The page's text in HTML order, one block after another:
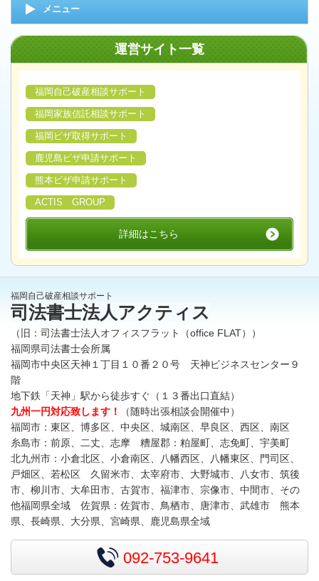
メニュー
運営サイト一覧
福岡自己破産相談サポート
福岡家族信託相談サポート
福岡ビザ取得サポート
鹿児島ビザ申請サポート
熊本ビザ申請サポート
ACTIS GROUP
詳細はこちら
福岡自己破産相談サポート
司法書士法人アクティス
（旧：司法書士法人オフィスフラット（office FLAT））
福岡県司法書士会所属
福岡市中央区天神１丁目１０番２０号 天神ビジネスセンター９
階
地下鉄「天神」駅から徒歩すぐ（１３番出口直結）
九州一円対応致します！
（随時出張相談会開催中）
福岡市：東区、博多区、中央区、城南区、早良区、西区、南区
糸島市：前原、二丈、志摩 糟屋郡：粕屋町、志免町、宇美町
北九州市：小倉北区、小倉南区、八幡西区、八幡東区、門司区、
戸畑区、若松区 久留米市、太宰府市、大野城市、八女市、筑後
市、柳川市、大牟田市、古賀市、福津市、宗像市、中間市、その
他福岡県全域 佐賀県：佐賀市、鳥栖市、唐津市、武雄市 熊本
県、長崎県、大分県、宮崎県、鹿児島県全域
092-753-9641